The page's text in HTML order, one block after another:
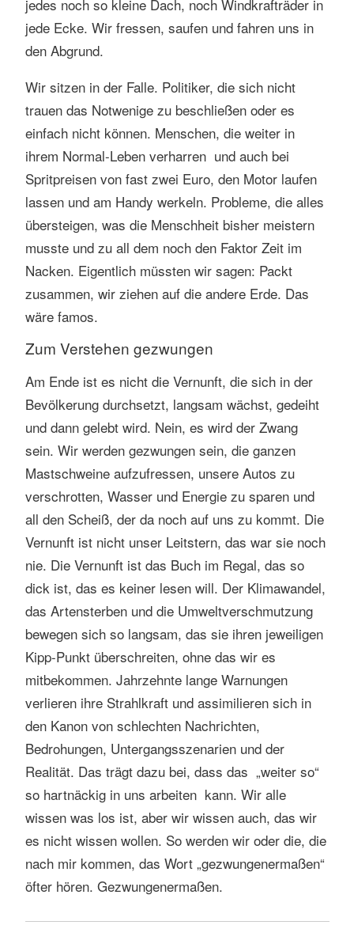
jedes noch so kleine Dach, noch Windkrafträder in
jede Ecke. Wir fressen, saufen und fahren uns in
den Abgrund.
Wir sitzen in der Falle. Politiker, die sich nicht
trauen das Notwenige zu beschließen oder es
einfach nicht können. Menschen, die weiter in
ihrem Normal-Leben verharren und auch bei
Spritpreisen von fast zwei Euro, den Motor laufen
lassen und am Handy werkeln. Probleme, die alles
übersteigen, was die Menschheit bisher meistern
musste und zu all dem noch den Faktor Zeit im
Nacken. Eigentlich müssten wir sagen: Packt
zusammen, wir ziehen auf die andere Erde. Das
wäre famos.
Zum Verstehen gezwungen
Am Ende ist es nicht die Vernunft, die sich in der
Bevölkerung durchsetzt, langsam wächst, gedeiht
und dann gelebt wird. Nein, es wird der Zwang
sein. Wir werden gezwungen sein, die ganzen
Mastschweine aufzufressen, unsere Autos zu
verschrotten, Wasser und Energie zu sparen und
all den Scheiß, der da noch auf uns zu kommt. Die
Vernunft ist nicht unser Leitstern, das war sie noch
nie. Die Vernunft ist das Buch im Regal, das so
dick ist, das es keiner lesen will. Der Klimawandel,
das Artensterben und die Umweltverschmutzung
bewegen sich so langsam, das sie ihren jeweiligen
Kipp-Punkt überschreiten, ohne das wir es
mitbekommen. Jahrzehnte lange Warnungen
verlieren ihre Strahlkraft und assimilieren sich in
den Kanon von schlechten Nachrichten,
Bedrohungen, Untergangsszenarien und der
Realität. Das trägt dazu bei, dass das „weiter so“
so hartnäckig in uns arbeiten kann. Wir alle
wissen was los ist, aber wir wissen auch, das wir
es nicht wissen wollen. So werden wir oder die, die
nach mir kommen, das Wort „gezwungenermaßen“
öfter hören. Gezwungenermaßen.